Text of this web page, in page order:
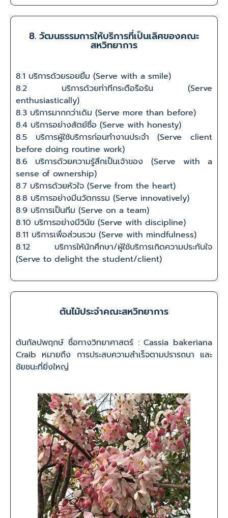
8. วัฒนธรรมการให้บริการที่เป็นเลิศของคณะ
สหวิทยาการ
8.1 บริการด้วยรอยยิ้ม (Serve with a smile)
8.2 บริการด้วยท่าทีกระตือรือร้น (Serve
enthusiastically)
8.3 บริการมากกว่าเดิม (Serve more than before)
8.4 บริการอย่างสัตย์ซื่อ (Serve with honesty)
8.5 บริการผู้ใช้บริการก่อนทำงานประจำ (Serve client
before doing routine work)
8.6 บริการด้วยความรู้สึกเป็นเจ้าของ (Serve with a
sense of ownership)
8.7 บริการด้วยหัวใจ (Serve from the heart)
8.8 บริการอย่างมีนวัตกรรม (Serve innovatively)
8.9 บริการเป็นทีม (Serve on a team)
8.10 บริการอย่างมีวินัย (Serve with discipline)
8.11 บริการเพื่อส่วนรวม (Serve with mindfulness)
8.12 บริการให้นักศึกษา/ผู้ใช้บริการเกิดความประทับใจ
(Serve to delight the student/client)
ต้นไม้ประจำคณะสหวิทยาการ
ต้นกัลปพฤกษ์ ชื่อทางวิทยาศาสตร์ : Cassia bakeriana
Craib หมายถึง การประสบความสำเร็จตามปรารถนา และ
ชัยชนะที่ยิ่งใหญ่